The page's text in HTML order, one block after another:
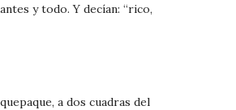
y todo. Y decían: “rico,
a dos cuadras del